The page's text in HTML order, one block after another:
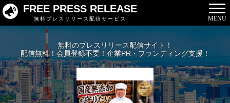
FREE PRESS RELEASE
無料プレスリリース配信サービス MENU
無料のプレスリリース配信サイト！
配信無料！会員登録不要！企業PR・ブランディング支援！